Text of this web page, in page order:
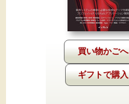
ギフトで購入